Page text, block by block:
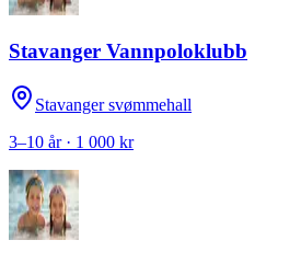
Stavanger Vannpoloklubb
Stavanger svømmehall
3–10 år · 1 000 kr